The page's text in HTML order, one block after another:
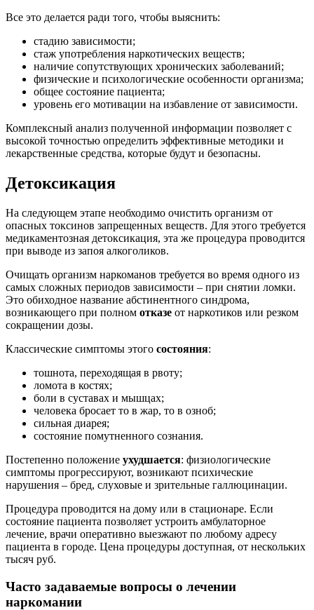
Все это делается ради того, чтобы выяснить:
стадию зависимости;
стаж употребления наркотических веществ;
наличие сопутствующих хронических заболеваний;
физические и психологические особенности организма;
общее состояние пациента;
уровень его мотивации на избавление от зависимости.
Комплексный анализ полученной информации позволяет с
высокой точностью определить эффективные методики и
лекарственные средства, которые будут и безопасны.
Детоксикация
На следующем этапе необходимо очистить организм от
опасных токсинов запрещенных веществ. Для этого требуется
медикаментозная детоксикация, эта же процедура проводится
при выводе из запоя алкоголиков.
Очищать организм наркоманов требуется во время одного из
самых сложных периодов зависимости – при снятии ломки.
Это обиходное название абстинентного синдрома,
возникающего при полном отказе от наркотиков или резком
сокращении дозы.
Классические симптомы этого состояния:
тошнота, переходящая в рвоту;
ломота в костях;
боли в суставах и мышцах;
человека бросает то в жар, то в озноб;
сильная диарея;
состояние помутненного сознания.
Постепенно положение ухудшается: физиологические
симптомы прогрессируют, возникают психические
нарушения – бред, слуховые и зрительные галлюцинации.
Процедура проводится на дому или в стационаре. Если
состояние пациента позволяет устроить амбулаторное
лечение, врачи оперативно выезжают по любому адресу
пациента в городе. Цена процедуры доступная, от нескольких
тысяч руб.
Часто задаваемые вопросы о лечении
наркомании